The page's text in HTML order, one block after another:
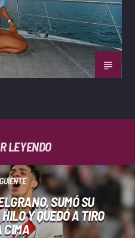
LEYENDO
SUMÓ SU
Y QUEDÓ A TIRO
CIMA